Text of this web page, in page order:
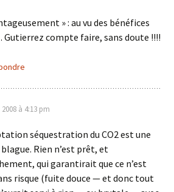
» : au vu des bénéfices
Gutierrez compte faire, sans doute !!!!
à 4:13 pm
séquestration du CO2 est une
Rien n’est prêt, et
qui garantirait que ce n’est
risque (fuite douce — et donc tout